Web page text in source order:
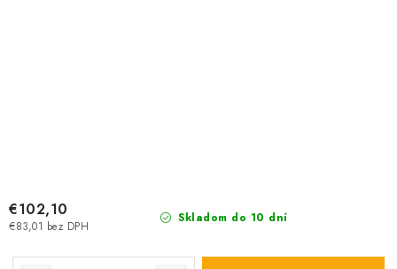
Skladom do 10 dní
€83,01 bez DPH
€102,10